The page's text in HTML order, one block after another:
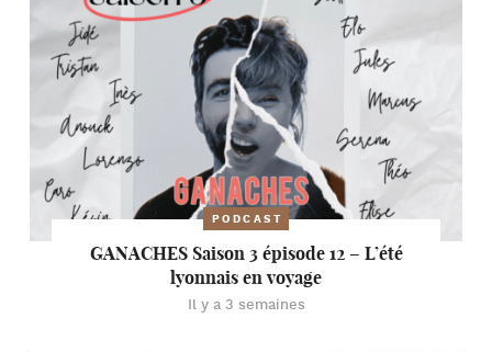
PODCAST
GANACHES Saison 3 épisode 12 – L’été
lyonnais en voyage
Il y a 3 semaines